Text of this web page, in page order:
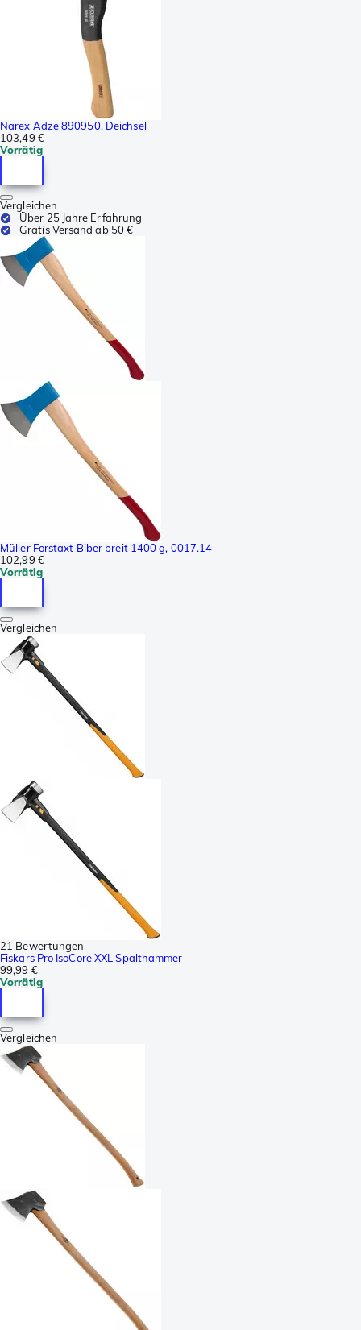
Narex Adze 890950, Deichsel
103,49 €
Vorrätig
Vergleichen
Über 25 Jahre Erfahrung
Gratis Versand ab 50 €
Müller Forstaxt Biber breit 1400 g, 0017.14
102,99 €
Vorrätig
Vergleichen
21 Bewertungen
Fiskars Pro IsoCore XXL Spalthammer
99,99 €
Vorrätig
Vergleichen